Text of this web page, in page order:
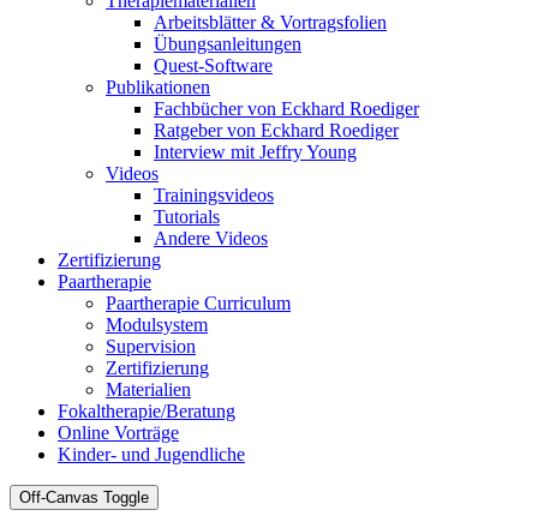
Arbeitsblätter & Vortragsfolien
Übungsanleitungen
Quest-Software
Publikationen
Fachbücher von Eckhard Roediger
Ratgeber von Eckhard Roediger
Interview mit Jeffry Young
Videos
Trainingsvideos
Tutorials
Andere Videos
Zertifizierung
Paartherapie
Paartherapie Curriculum
Modulsystem
Supervision
Zertifizierung
Materialien
Fokaltherapie/Beratung
Online Vorträge
Kinder- und Jugendliche
Off-Canvas Toggle